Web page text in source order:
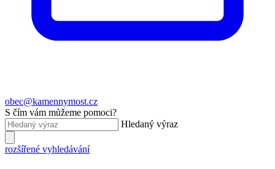
obec@kamennymost.cz
S čím vám můžeme pomoci?
Hledaný výraz
rozšířené vyhledávání